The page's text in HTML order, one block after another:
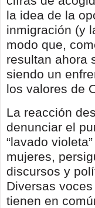
la idea de la
inmigración (y
modo que,
resultan ahora
siendo un
los valores de
La reacción
denunciar el
“lavado
mujeres,
discursos y
Diversas
tienen en